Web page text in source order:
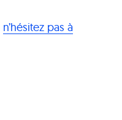
n’hésitez pas à